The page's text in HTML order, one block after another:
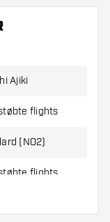
og shafts
ud af,
Ajiki
flights
(NO2)
flights